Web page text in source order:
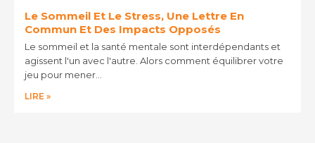
Le Sommeil Et Le Stress, Une Lettre En
Commun Et Des Impacts Opposés
Le sommeil et la santé mentale sont interdépendants et
agissent l'un avec l'autre. Alors comment équilibrer votre
jeu pour mener…
LIRE »